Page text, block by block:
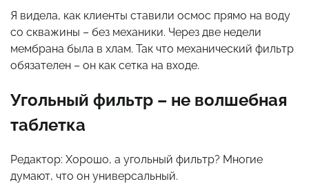
Я видела, как клиенты ставили осмос прямо на воду
со скважины – без механики. Через две недели
мембрана была в хлам. Так что механический фильтр
обязателен – он как сетка на входе.
Угольный фильтр – не волшебная
таблетка
Редактор: Хорошо, а угольный фильтр? Многие
думают, что он универсальный.